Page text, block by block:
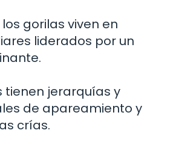
gorilas viven en
liderados por un
tienen jerarquías y
de apareamiento y
crías.